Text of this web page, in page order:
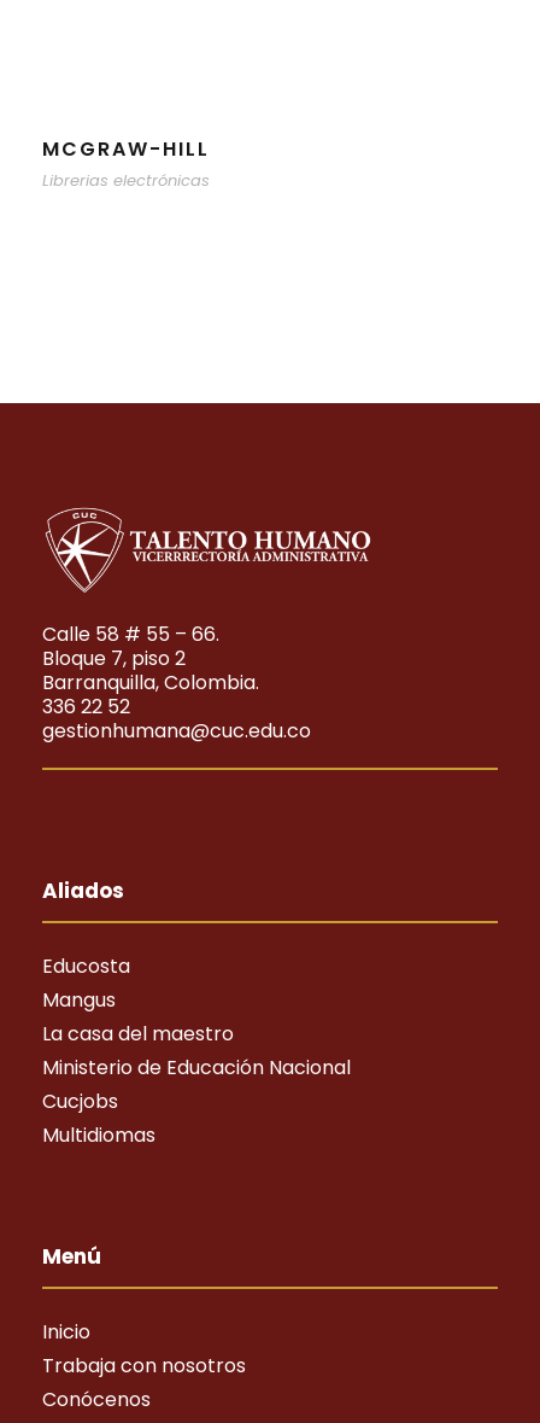
MCGRAW-HILL
Librerias electrónicas
Calle 58 # 55 – 66.
Bloque 7, piso 2
Barranquilla, Colombia.
336 22 52
gestionhumana@cuc.edu.co
Aliados
Educosta
Mangus
La casa del maestro
Ministerio de Educación Nacional
Cucjobs
Multidiomas
Menú
Inicio
Trabaja con nosotros
Conócenos